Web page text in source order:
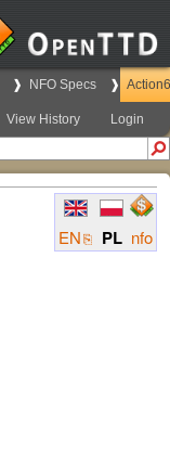
NFO Specs Action6
View History Login
EN PL nfo